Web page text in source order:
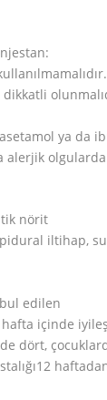
ya da
olgularda
nörit
iltihap,
edilen
içinde
dört,